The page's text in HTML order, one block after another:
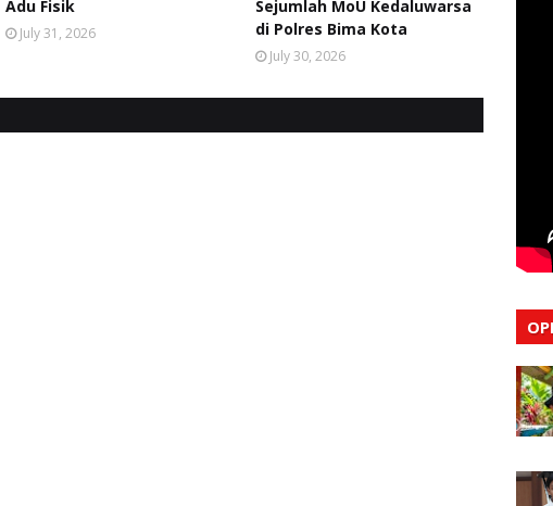
Adu Fisik
July 31, 2026
Sejumlah MoU Kedaluwarsa
di Polres Bima Kota
July 30, 2026